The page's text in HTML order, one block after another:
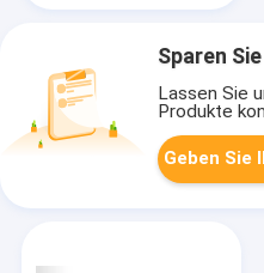
Sparen
Lassen Sie
Produkte
Geben Sie